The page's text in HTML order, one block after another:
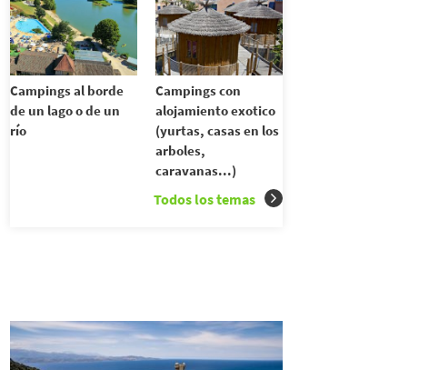
Campings al borde
de un lago o de un
río
Campings con
alojamiento exotico
(yurtas, casas en los
arboles,
caravanas...)
Todos los temas